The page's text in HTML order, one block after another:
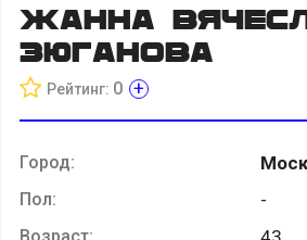
Жанна
Зюганова
Рейтинг: 0 +
Город:
Пол: -